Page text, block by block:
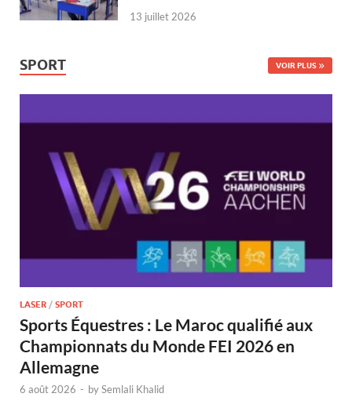
13 juillet 2026
SPORT VOIR PLUS
LASER / SPORT
Sports Équestres : Le Maroc qualifié aux
Championnats du Monde FEI 2026 en
Allemagne
6 août 2026 - bySemlali Khalid